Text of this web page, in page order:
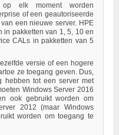
elk moment worden
of een geautoriseerde
een nieuwe server. HPE
in pakketten van 1, 5, 10 en
CALs in pakketten van 5
versie of een hogere
ze toegang geven. Dus,
hebben tot een server met
Windows Server 2016
ook gebruikt worden om
2012 (maar Windows
worden om toegang te